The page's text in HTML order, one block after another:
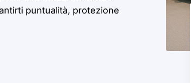
puntualità, protezione